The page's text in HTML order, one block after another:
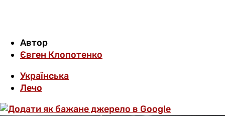
Автор
Євген Клопотенко
Українська
Лечо